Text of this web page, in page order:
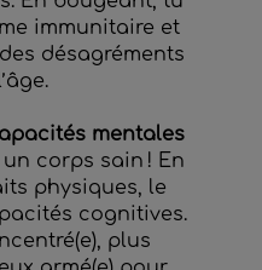
immunitaire et
désagréments
mentales
corps sain ! En
physiques, le
cognitives.
plus